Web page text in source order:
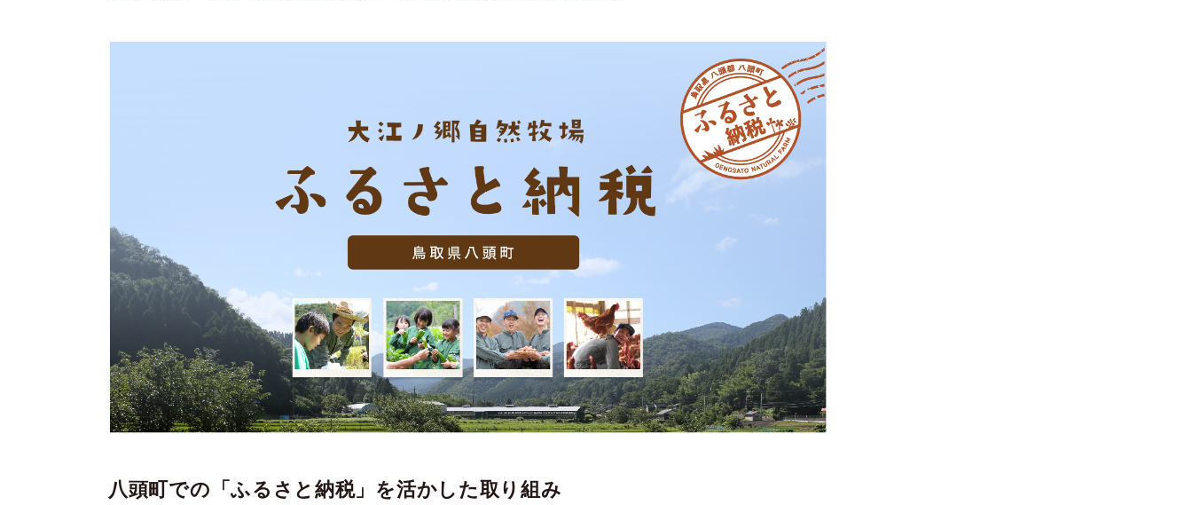
八頭町での「ふるさと納税」を活かした取り組み